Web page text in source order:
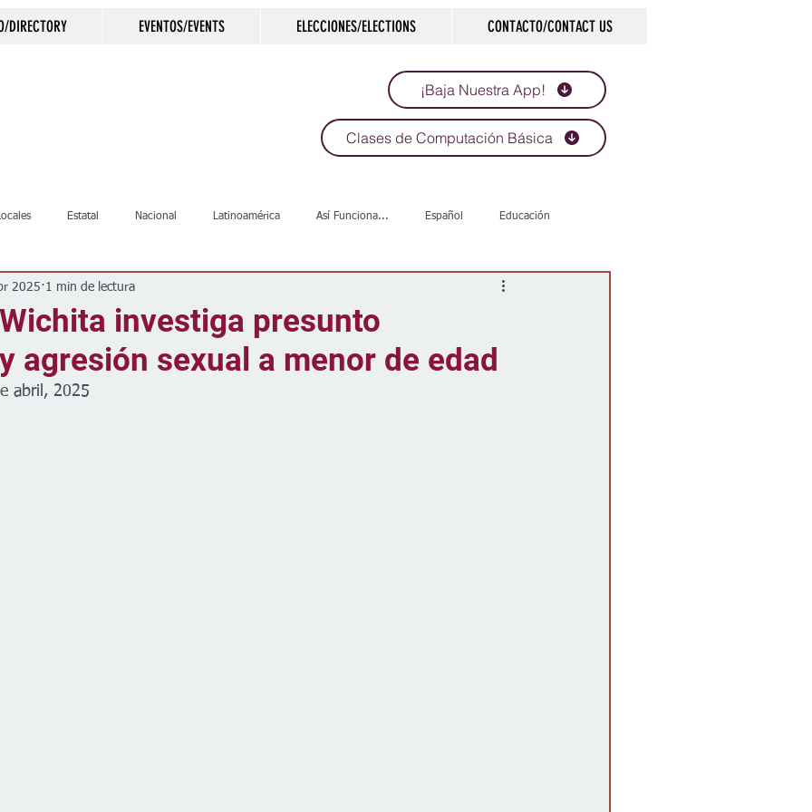
DIRECTORY EVENTOS/EVENTS ELECCIONES/ELECTIONS CONTACTO/CONTACT US
¡Baja Nuestra App!
Clases de Computación Básica
Estatal Nacional Latinoamérica Así Funciona... Español Educación
Salud Arte & Cultura
Escuelas Calles Desamparados Carreteras Comunidad Historias que inspiran
investiga presunto
agresión sexual a menor de edad
2025 1 min de lectura
abril, 2025